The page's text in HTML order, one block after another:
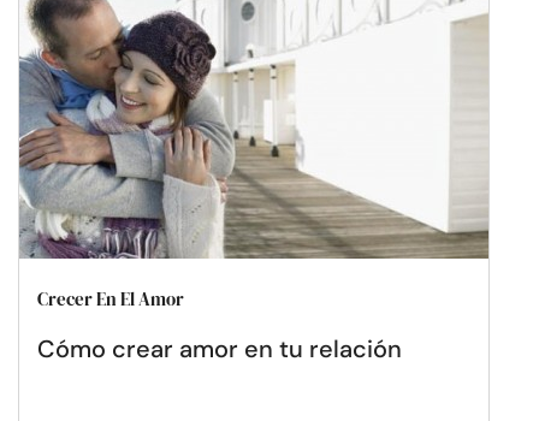
Crecer En El Amor
Cómo crear amor en tu relación